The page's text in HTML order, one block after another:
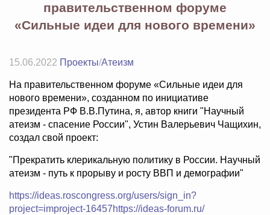
правительственном форуме
«Сильные идеи для нового времени»
15.06.2022 Проекты/Атеизм
На правительственном форуме «Сильные идеи для
нового времени», созданном по инициативе
президента РФ В.В.Путина, я, автор книги "Научный
атеизм - спасение России", Устин Валерьевич Чащихин,
создал свой проект:
"Прекратить клерикальную политику в России. Научный
атеизм - путь к прорыву и росту ВВП и демографии"
https://ideas.roscongress.org/users/sign_in?
project=improject-16457https://ideas-forum.ru/